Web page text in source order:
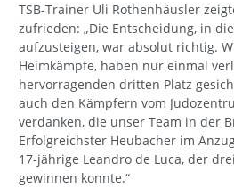
TSB-Trainer Uli Rothenhäusler
zufrieden: „Die Entscheidung, in
aufzusteigen, war absolut richtig.
Heimkämpfe, haben nur einmal
hervorragenden dritten Platz
auch den Kämpfern vom
verdanken, die unser Team in der
Erfolgreichster Heubacher im
17-jährige Leandro de Luca, der
gewinnen konnte.“